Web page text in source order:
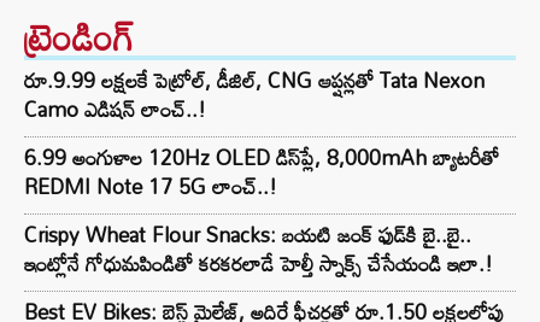
ట్రెండింగ్‌
రూ.9.99 లక్షలకే పెట్రోల్, డీజిల్, CNG ఆప్షన్లతో Tata Nexon
Camo ఎడిషన్ లాంచ్..!
6.99 అంగుళాల 120Hz OLED డిస్‌ప్లే, 8,000mAh బ్యాటరీతో
REDMI Note 17 5G లాంచ్..!
Crispy Wheat Flour Snacks: బయటి జంక్ ఫుడ్‌కి బై..బై..
ఇంట్లోనే గోధుమపిండితో కరకరలాడే హెల్తీ స్నాక్స్ చేసేయండి ఇలా.!
Best EV Bikes: బెస్ట్ మైలేజ్, అదిరే ఫీచర్లతో రూ.1.50 లక్షలలోపు